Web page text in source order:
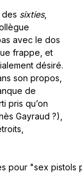
des sixties,
avec le dos
frappe, et
désiré.
son propos,
de
pris qu’on
Gayraud ?),